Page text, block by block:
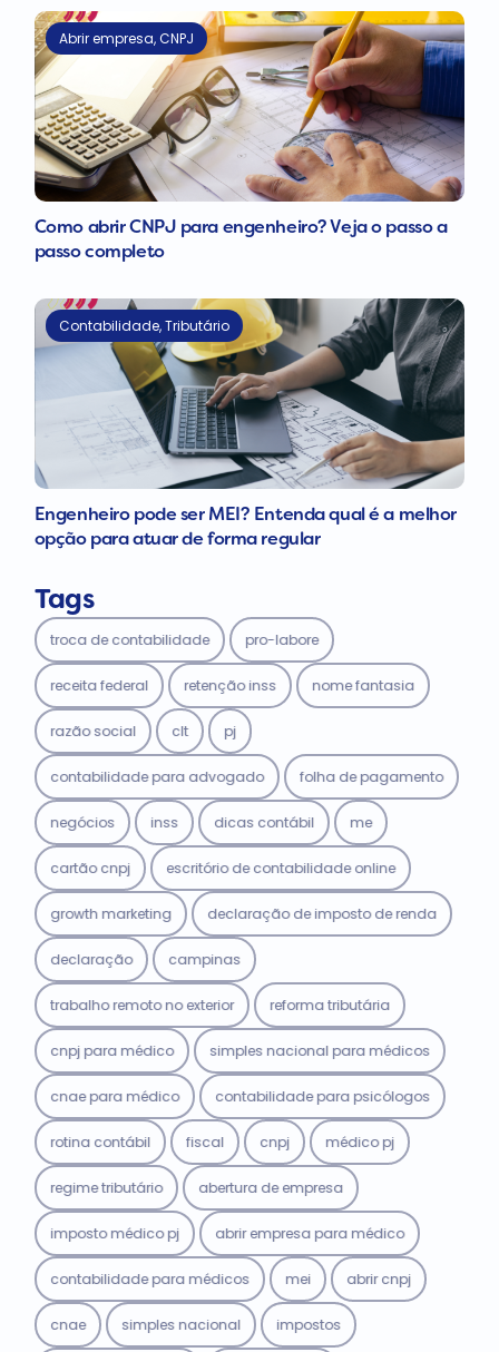
Abrir empresa,CNPJ
Como abrir CNPJ para engenheiro? Veja o passo a
passo completo
Contabilidade,Tributário
Engenheiro pode ser MEI? Entenda qual é a melhor
opção para atuar de forma regular
Tags
troca de contabilidade pro-labore
receita federal retenção inss nome fantasia
razão social clt pj
contabilidade para advogado folha de pagamento
negócios inss dicas contábil me
cartão cnpj escritório de contabilidade online
growth marketing declaração de imposto de renda
declaração campinas
trabalho remoto no exterior reforma tributária
cnpj para médico simples nacional para médicos
cnae para médico contabilidade para psicólogos
rotina contábil fiscal cnpj médico pj
regime tributário abertura de empresa
imposto médico pj abrir empresa para médico
contabilidade para médicos mei abrir cnpj
cnae simples nacional impostos